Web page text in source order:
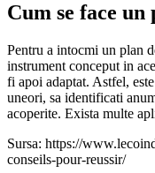
Cum se face
Pentru a intocmi un plan
instrument conceput in
fi apoi adaptat. Astfel,
uneori, sa identificati
acoperite. Exista multe
Sursa: https://
conseils-pour-reussir/